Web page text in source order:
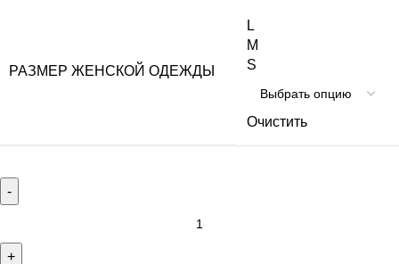
РАЗМЕР ЖЕНСКОЙ ОДЕЖДЫ
L
M
S
Очистить